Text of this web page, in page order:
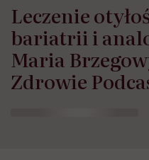
Leczenie
bariatrii i
Maria
Zdrowie